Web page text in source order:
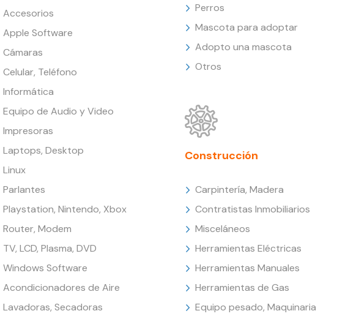
Accesorios
Apple Software
Cámaras
Celular, Teléfono
Informática
Equipo de Audio y Video
Impresoras
Laptops, Desktop
Linux
Parlantes
Playstation, Nintendo, Xbox
Router, Modem
TV, LCD, Plasma, DVD
Windows Software
Acondicionadores de Aire
Lavadoras, Secadoras
Perros
Mascota para adoptar
Adopto una mascota
Otros
Construcción
Carpintería, Madera
Contratistas Inmobiliarios
Misceláneos
Herramientas Eléctricas
Herramientas Manuales
Herramientas de Gas
Equipo pesado, Maquinaria